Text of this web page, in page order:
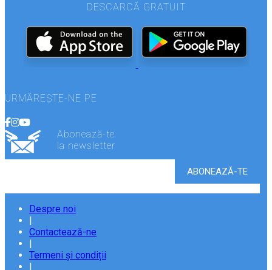
DESCARCĂ GRATUIT
URMĂREȘTE-NE PE
Abonează-te
la newsletter
Despre noi
Contactează-ne
Termeni și condiții